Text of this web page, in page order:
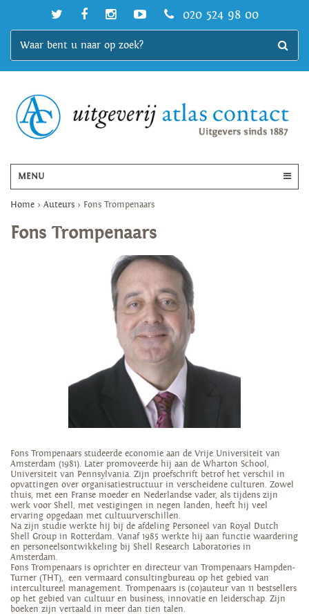
020 524 98 00
MENU
Home > Auteurs > Fons Trompenaars
Fons Trompenaars
Fons Trompenaars studeerde economie aan de Vrije Universiteit van
Amsterdam (1981). Later promoveerde hij aan de Wharton School,
Universiteit van Pennsylvania. Zijn proefschrift betrof het verschil in
opvattingen over organisatiestructuur in verscheidene culturen. Zowel
thuis, met een Franse moeder en Nederlandse vader, als tijdens zijn
werk voor Shell, met vestigingen in negen landen, heeft hij veel
ervaring opgedaan met cultuurverschillen.
Na zijn studie werkte hij bij de afdeling Personeel van Royal Dutch
Shell Group in Rotterdam. Vanaf 1985 werkte hij aan functie waardering
en personeelsontwikkeling bij Shell Research Laboratories in
Amsterdam.
Fons Trompenaars is oprichter en directeur van Trompenaars Hampden-
Turner (THT), een vermaard consultingbureau op het gebied van
intercultureel management. Trompenaars is (co)auteur van 11 bestsellers
op het gebied van cultuur en business, innovatie en leiderschap. Zijn
boeken zijn vertaald in meer dan tien talen.